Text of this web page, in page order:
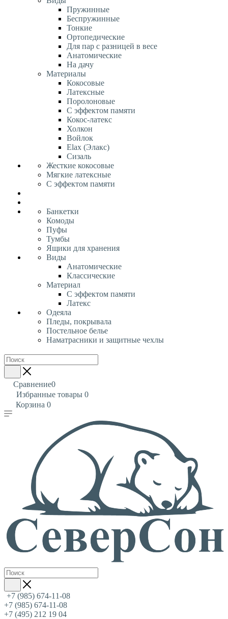
Пружинные
Беспружинные
Тонкие
Ортопедические
Для пар с разницей в весе
Анатомические
На дачу
Материалы
Кокосовые
Латексные
Поролоновые
С эффектом памяти
Кокос-латекс
Холкон
Войлок
Elax (Элакс)
Сизаль
Жесткие кокосовые
Мягкие латексные
С эффектом памяти
Банкетки
Комоды
Пуфы
Тумбы
Ящики для хранения
Виды
Анатомические
Классические
Материал
С эффектом памяти
Латекс
Одеяла
Пледы, покрывала
Постельное белье
Наматрасники и защитные чехлы
Сравнение0
Избранные товары 0
Корзина 0
+7 (985) 674-11-08
+7 (985) 674-11-08
+7 (495) 212 19 04